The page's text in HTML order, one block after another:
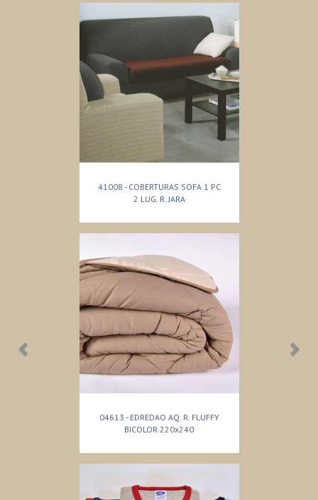
41008 - COBERTURAS SOFA 1 PC
2 LUG. R. JARA
04613 - EDREDAO AQ. R. FLUFFY
BICOLOR 220x240